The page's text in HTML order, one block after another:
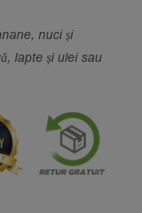
nuci și
lapte și ulei sau